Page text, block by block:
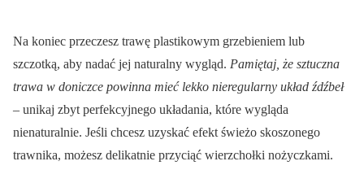
Na koniec przeczesz trawę plastikowym grzebieniem lub
szczotką, aby nadać jej naturalny wygląd. Pamiętaj, że sztuczna
trawa w doniczce powinna mieć lekko nieregularny układ źdźbeł
– unikaj zbyt perfekcyjnego układania, które wygląda
nienaturalnie. Jeśli chcesz uzyskać efekt świeżo skoszonego
trawnika, możesz delikatnie przyciąć wierzchołki nożyczkami.